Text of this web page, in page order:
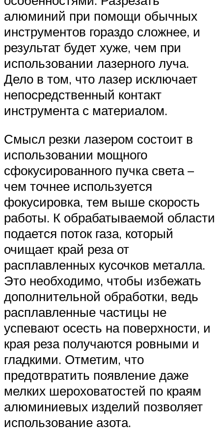
алюминий при помощи обычных
инструментов гораздо сложнее, и
результат будет хуже, чем при
использовании лазерного луча.
Дело в том, что лазер исключает
непосредственный контакт
инструмента с материалом.
Смысл резки лазером состоит в
использовании мощного
сфокусированного пучка света –
чем точнее используется
фокусировка, тем выше скорость
работы. К обрабатываемой области
подается поток газа, который
очищает край реза от
расплавленных кусочков металла.
Это необходимо, чтобы избежать
дополнительной обработки, ведь
расплавленные частицы не
успевают осесть на поверхности, и
края реза получаются ровными и
гладкими. Отметим, что
предотвратить появление даже
мелких шероховатостей по краям
алюминиевых изделий позволяет
использование азота.